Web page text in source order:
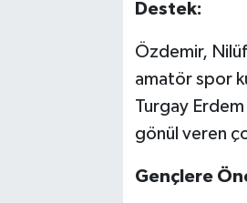
Destek:
Özdemir,
amatör spor
Turgay
gönül veren
Gençlere